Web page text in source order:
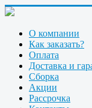
О компании
Как заказать?
Оплата
Доставка и
Сборка
Акции
Рассрочка